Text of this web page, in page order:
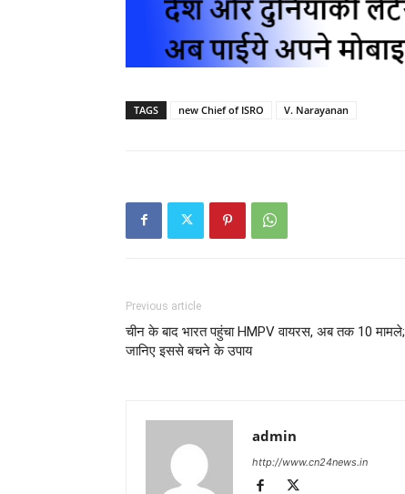
TAGS new Chief of ISRO V. Narayanan
Previous article
चीन के बाद भारत पहुंचा HMPV वायरस, अब तक 10 मामले;
जानिए इससे बचने के उपाय
admin
http://www.cn24news.in